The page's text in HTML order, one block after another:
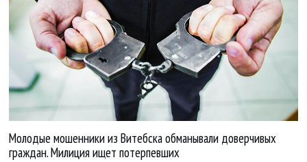
Молодые мошенники из Витебска обманывали доверчивых
граждан. Милиция ищет потерпевших